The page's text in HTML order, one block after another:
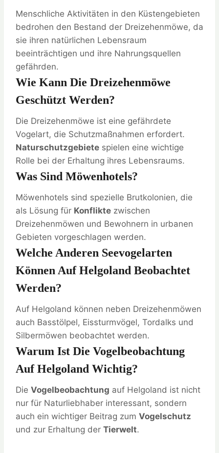
Menschliche Aktivitäten in den Küstengebieten
bedrohen den Bestand der Dreizehenmöwe, da
sie ihren natürlichen Lebensraum
beeinträchtigen und ihre Nahrungsquellen
gefährden.
Wie Kann Die Dreizehenmöwe
Geschützt Werden?
Die Dreizehenmöwe ist eine gefährdete
Vogelart, die Schutzmaßnahmen erfordert.
Naturschutzgebiete spielen eine wichtige
Rolle bei der Erhaltung ihres Lebensraums.
Was Sind Möwenhotels?
Möwenhotels sind spezielle Brutkolonien, die
als Lösung für Konflikte zwischen
Dreizehenmöwen und Bewohnern in urbanen
Gebieten vorgeschlagen werden.
Welche Anderen Seevogelarten
Können Auf Helgoland Beobachtet
Werden?
Auf Helgoland können neben Dreizehenmöwen
auch Basstölpel, Eissturmvögel, Tordalks und
Silbermöwen beobachtet werden.
Warum Ist Die Vogelbeobachtung
Auf Helgoland Wichtig?
Die Vogelbeobachtung auf Helgoland ist nicht
nur für Naturliebhaber interessant, sondern
auch ein wichtiger Beitrag zum Vogelschutz
und zur Erhaltung der Tierwelt.